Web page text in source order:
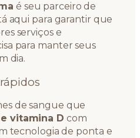
é seu parceiro de
aqui para garantir que
serviços e
para manter seus
dia.
de sangue que
vitamina D com
tecnologia de ponta e